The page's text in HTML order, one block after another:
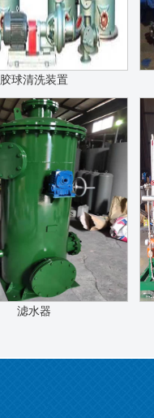
胶球清洗装置
滤水器